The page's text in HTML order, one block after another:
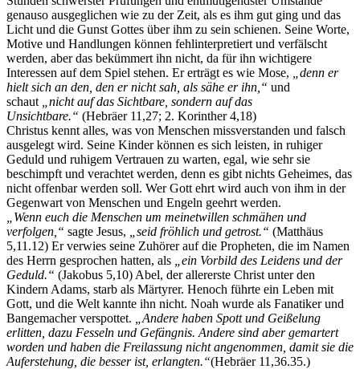
genauso ausgeglichen wie zu der Zeit, als es ihm gut ging und das
Licht und die Gunst Gottes über ihm zu sein schienen. Seine Worte,
Motive und Handlungen können fehlinterpretiert und verfälscht
werden, aber das bekümmert ihn nicht, da für ihn wichtigere
Interessen auf dem Spiel stehen. Er erträgt es wie Mose,
„denn er
hielt sich an den, den er nicht sah, als sähe er ihn,“ und
schaut
„nicht auf das Sichtbare, sondern auf das
Unsichtbare.“ (Hebräer 11,27; 2. Korinther 4,18)
Christus kennt alles, was von Menschen missverstanden und falsch
ausgelegt wird. Seine Kinder können es sich leisten, in ruhiger
Geduld und ruhigem Vertrauen zu warten, egal, wie sehr sie
beschimpft und verachtet werden, denn es gibt nichts Geheimes, das
nicht offenbar werden soll. Wer Gott ehrt wird auch von ihm in der
Gegenwart von Menschen und Engeln geehrt werden.
„Wenn euch die Menschen um meinetwillen schmähen und
verfolgen,“ sagte Jesus, „seid fröhlich und getrost.“ (Matthäus
5,11.12) Er verwies seine Zuhörer auf die Propheten, die im Namen
des Herrn gesprochen hatten, als
„ein Vorbild des Leidens und der
Geduld.“ (Jakobus 5,10) Abel, der allererste Christ unter den
Kindern Adams, starb als Märtyrer. Henoch führte ein Leben mit
Gott, und die Welt kannte ihn nicht. Noah wurde als Fanatiker und
Bangemacher verspottet.
„Andere haben Spott und Geißelung
erlitten, dazu Fesseln und Gefängnis. Andere sind aber gemartert
worden und haben die Freilassung nicht angenommen, damit sie die
Auferstehung, die besser ist, erlangten.“(Hebräer 11,36.35.)